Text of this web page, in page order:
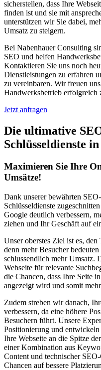
sicherstellen, dass Ihre
finden ist und sie mit
unterstützen wir Sie dabei,
Umsatz zu steigern.
Bei Nabenhauer Consulting
SEO und helfen
Kontaktieren Sie uns noch
Dienstleistungen zu erfahren
zu vereinbaren. Wir freuen
Handwerksbetrieb erfolgreich
Jetzt anfragen
Die ultimative
Schlüsseldienste
Maximieren Sie Ihre
Umsätze!
Dank unserer bewährten
Schlüsseldienste
Google deutlich verbessern,
ziehen und Ihr Geschäft auf
Unser oberstes Ziel ist es,
denn mehr Besucher
schlussendlich mehr Umsatz.
Webseite für relevante
die Chancen, dass Ihre Seite
angezeigt wird und somit
Zudem streben wir danach,
verbessern, da eine höhere
Besuchern führt. Unsere
Positionierung und entwickeln
Ihre Webseite an die Spitze
einer Kombination aus
Content und technischer
Chancen auf bessere